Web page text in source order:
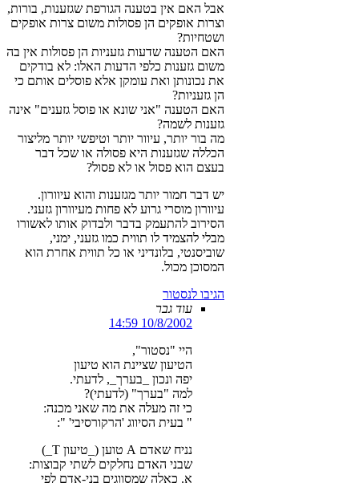
אבל האם אין בטענה הגורפת שגזענות, בורות,
וצרות אופקים הן פסולות משום צרות אופקים
ושטחיות?
האם הטענה שדעות גזעניות הן פסולות אין בה
משום גזענות כלפי הדעות האלו: לא בודקים
את נכונותן ואת עומקן אלא פוסלים אותם כי
הן גזעניות?
האם הטענה "אני שונא או פוסל גזענים" אינה
גזענות לשמה?
מה בור יותר, עיוור יותר וטיפשי יותר מליצור
הכללה שגזענות היא פסולה או שכל דבר
בעצם הוא פסול או לא פסול?
יש דבר חמור יותר מגזענות והוא עיוורון.
עיוורון מוסרי גרוע לא פחות מעיוורון גזעני.
הסירוב להתעמק בדבר ולבדוק אותו לאשורו
מבלי להצמיד לו תווית כמו גזעני, ימני,
שוביסנטי, בלונדיני או כל תווית אחרת הוא
המסוכן מכול.
הגיבו לנסטור
עוד גבר
10/8/2002 14:59
היי "נסטור",
הטיעון שציינת הוא טיעון
יפה ונכון _בערך_, לדעתי.
למה "בערך" (לדעתי)?
כי זה מעלה את מה שאני מכנה:
" בעית הסיווג 'הרקורסיבי' ":
נניח שאדם A טוען (_טיעון T_)
שבני האדם נחלקים לשתי קבוצות:
א. כאלה שמסווגים בני-אדם לפי